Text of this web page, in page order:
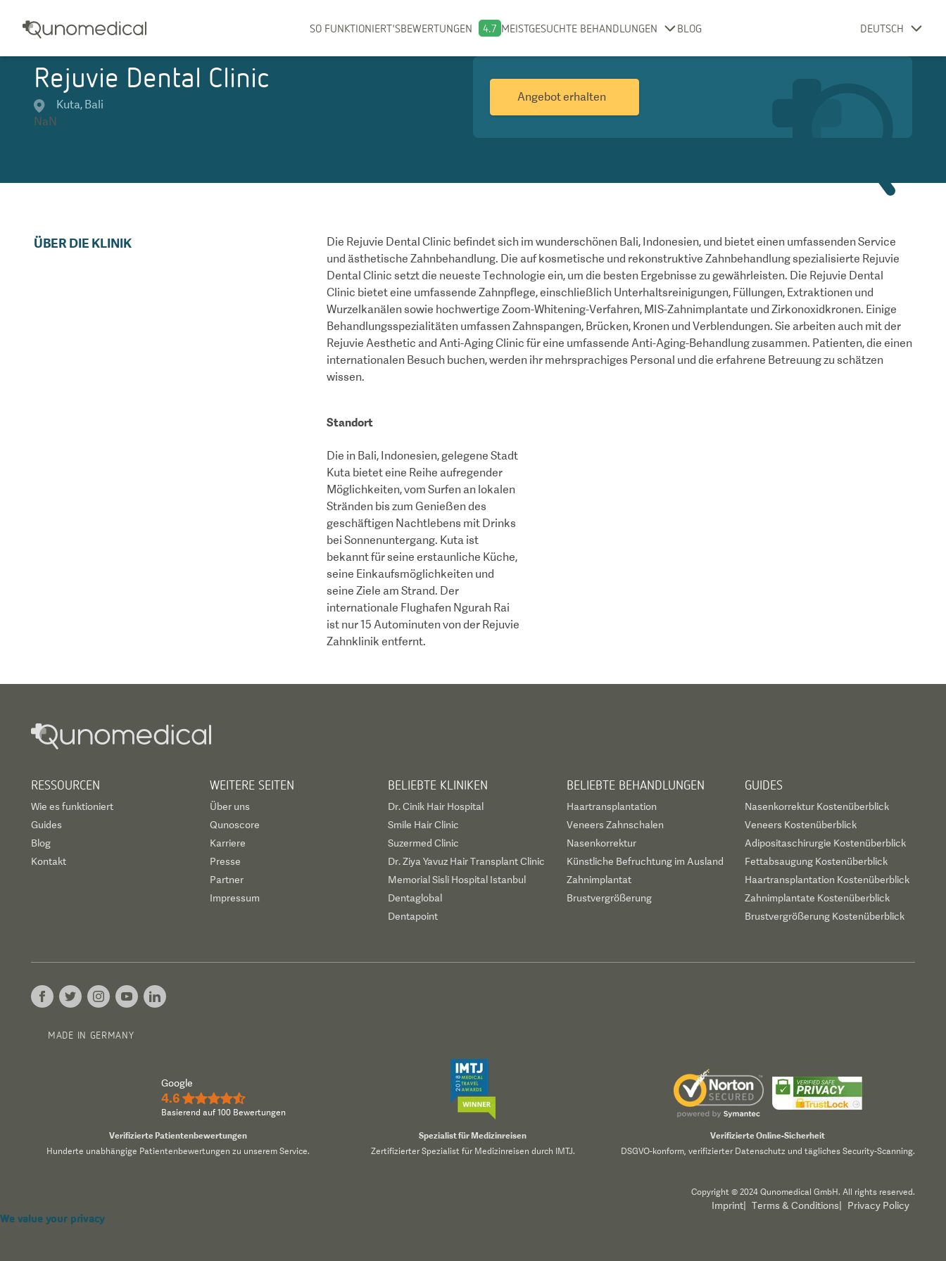
SO FUNKTIONIERT'SBEWERTUNGEN 4.7 MEISTGESUCHTE BEHANDLUNGEN BLOG DEUTSCH
Rejuvie Dental Clinic
Kuta, Bali
NaN
Angebot erhalten
ÜBER DIE KLINIK
Die Rejuvie Dental Clinic befindet sich im wunderschönen Bali, Indonesien, und bietet einen umfassenden Service
und ästhetische Zahnbehandlung. Die auf kosmetische und rekonstruktive Zahnbehandlung spezialisierte Rejuvie
Dental Clinic setzt die neueste Technologie ein, um die besten Ergebnisse zu gewährleisten. Die Rejuvie Dental
Clinic bietet eine umfassende Zahnpflege, einschließlich Unterhaltsreinigungen, Füllungen, Extraktionen und
Wurzelkanälen sowie hochwertige Zoom-Whitening-Verfahren, MIS-Zahnimplantate und Zirkonoxidkronen. Einige
Behandlungsspezialitäten umfassen Zahnspangen, Brücken, Kronen und Verblendungen. Sie arbeiten auch mit der
Rejuvie Aesthetic and Anti-Aging Clinic für eine umfassende Anti-Aging-Behandlung zusammen. Patienten, die einen
internationalen Besuch buchen, werden ihr mehrsprachiges Personal und die erfahrene Betreuung zu schätzen
wissen.
Standort
Die in Bali, Indonesien, gelegene Stadt
Kuta bietet eine Reihe aufregender
Möglichkeiten, vom Surfen an lokalen
Stränden bis zum Genießen des
geschäftigen Nachtlebens mit Drinks
bei Sonnenuntergang. Kuta ist
bekannt für seine erstaunliche Küche,
seine Einkaufsmöglichkeiten und
seine Ziele am Strand. Der
internationale Flughafen Ngurah Rai
ist nur 15 Autominuten von der Rejuvie
Zahnklinik entfernt.
RESSOURCEN
Wie es funktioniert
Guides
Blog
Kontakt
WEITERE SEITEN
Über uns
Qunoscore
Karriere
Presse
Partner
Impressum
BELIEBTE KLINIKEN
Dr. Cinik Hair Hospital
Smile Hair Clinic
Suzermed Clinic
Dr. Ziya Yavuz Hair Transplant Clinic
Memorial Sisli Hospital Istanbul
Dentaglobal
Dentapoint
BELIEBTE BEHANDLUNGEN
Haartransplantation
Veneers Zahnschalen
Nasenkorrektur
Künstliche Befruchtung im Ausland
Zahnimplantat
Brustvergrößerung
GUIDES
Nasenkorrektur Kostenüberblick
Veneers Kostenüberblick
Adipositaschirurgie Kostenüberblick
Fettabsaugung Kostenüberblick
Haartransplantation Kostenüberblick
Zahnimplantate Kostenüberblick
Brustvergrößerung Kostenüberblick
MADE IN GERMANY
Google
4.6 ★★★★½
Basierend auf 100 Bewertungen
Verifizierte Patientenbewertungen
Hunderte unabhängige Patientenbewertungen zu unserem Service.
Spezialist für Medizinreisen
Zertifizierter Spezialist für Medizinreisen durch IMTJ.
Verifizierte Online-Sicherheit
DSGVO-konform, verifizierter Datenschutz und tägliches Security-Scanning.
Copyright © 2024 Qunomedical GmbH. All rights reserved.
Imprint Terms & Conditions Privacy Policy
We value your privacy